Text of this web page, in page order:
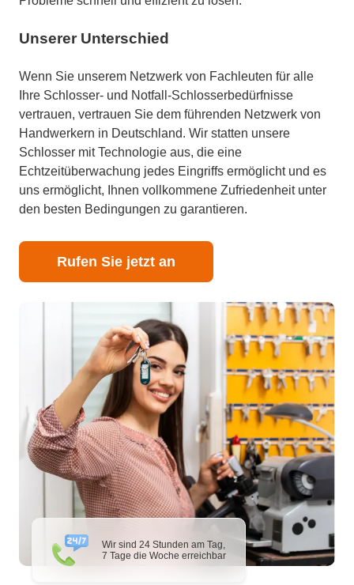
Wir sind 24 Stunden am Tag,
7 Tage die Woche erreichbar
Unserer Unterschied
Wenn Sie unserem Netzwerk von Fachleuten für alle
Ihre Schlosser- und Notfall-Schlosserbedürfnisse
vertrauen, vertrauen Sie dem führenden Netzwerk von
Handwerkern in Deutschland. Wir statten unsere
Schlosser mit Technologie aus, die eine
Echtzeitüberwachung jedes Eingriffs ermöglicht und es
uns ermöglicht, Ihnen vollkommene Zufriedenheit unter
den besten Bedingungen zu garantieren.
Rufen Sie jetzt an